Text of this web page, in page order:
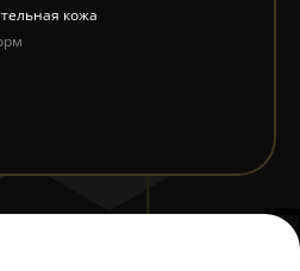
кожа